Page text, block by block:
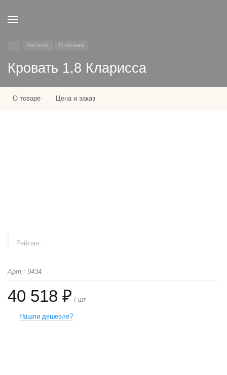
Каталог Спальни
Кровать 1,8 Кларисса
О товаре Цена и заказ
Рейтинг:
Арт.: 9434
40 518 ₽ / шт
Нашли дешевле?